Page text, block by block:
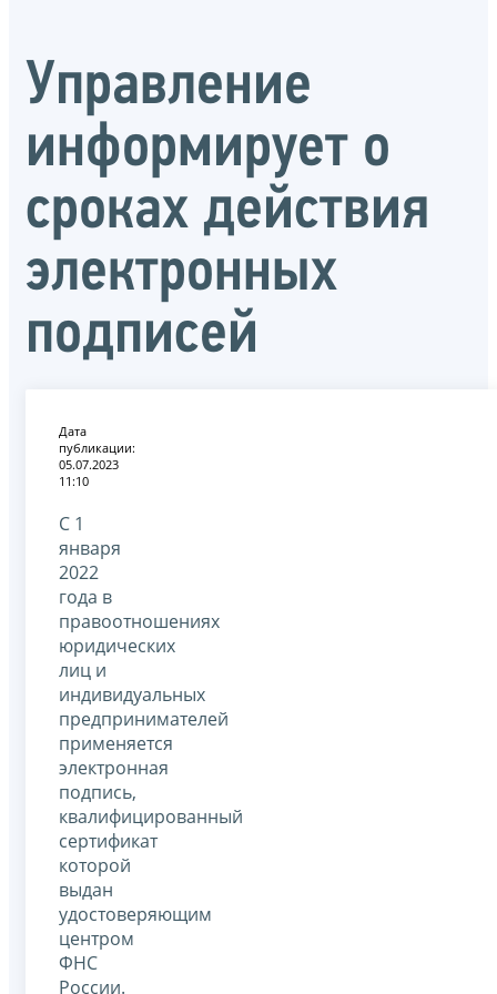
Управление
информирует о
сроках действия
электронных
подписей
Дата
публикации:
05.07.2023
11:10
С 1
января
2022
года в
правоотношениях
юридических
лиц и
индивидуальных
предпринимателей
применяется
электронная
подпись,
квалифицированный
сертификат
которой
выдан
удостоверяющим
центром
ФНС
России.